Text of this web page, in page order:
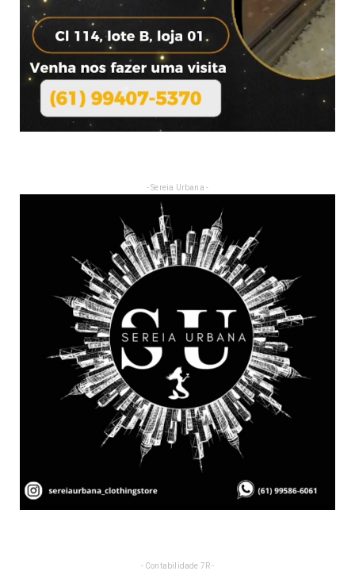
- Sereia Urbana -
- Contabilidade 7R -